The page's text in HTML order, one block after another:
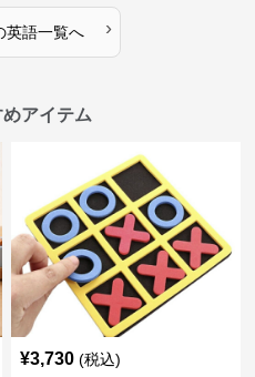
英語一覧へ ›
アイテム
¥3,730 (税込)